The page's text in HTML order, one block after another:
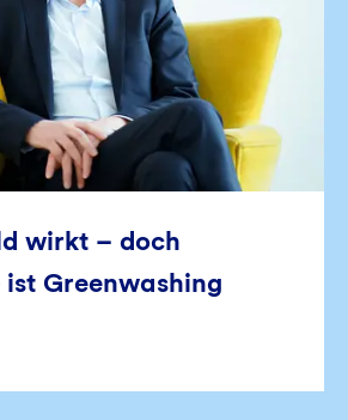
wirkt – doch
ist Greenwashing